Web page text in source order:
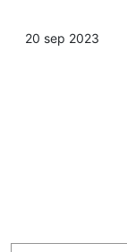
20 sep 2023